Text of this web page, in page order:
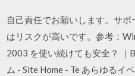
自己責任でお願いします。サ
はリスクが高いです。参考：
2003 を使い続けても安全？ ｜
ム - Site Home - Te あらゆるイ